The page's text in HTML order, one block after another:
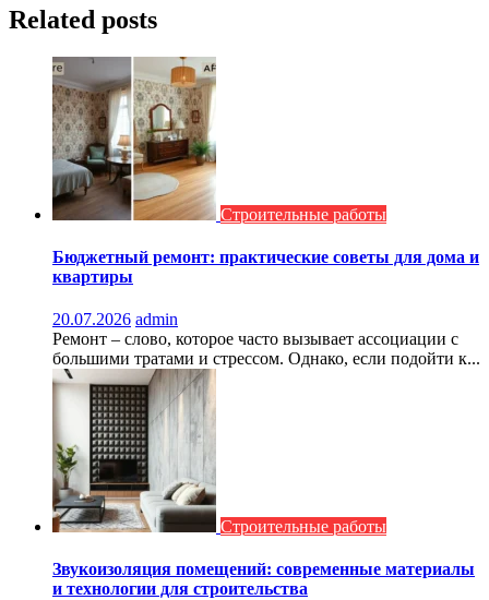
Related posts
Строительные работы
Бюджетный ремонт: практические советы для дома и
квартиры
20.07.2026 admin
Ремонт – слово, которое часто вызывает ассоциации с
большими тратами и стрессом. Однако, если подойти к...
Строительные работы
Звукоизоляция помещений: современные материалы
и технологии для строительства